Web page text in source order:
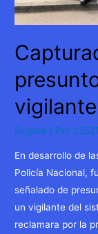
Mundial
avanzar
en
la
financiación
de
proyectos
claves
de
Bogotá.
Bogotá / Por
En desarrollo de
Policía Nacional,
señalado de
un vigilante del
reclamara por la